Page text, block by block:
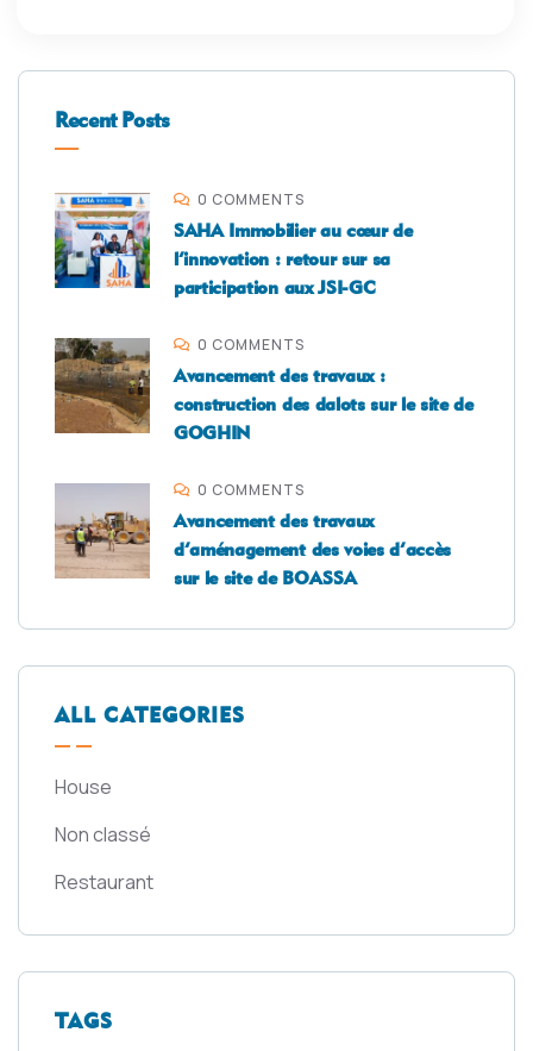
Recent Posts
0 COMMENTS
SAHA Immobilier au cœur de
l’innovation : retour sur sa
participation aux JSI-GC
0 COMMENTS
Avancement des travaux :
construction des dalots sur le site de
GOGHIN
0 COMMENTS
Avancement des travaux
d’aménagement des voies d’accès
sur le site de BOASSA
ALL CATEGORIES
House
Non classé
Restaurant
TAGS